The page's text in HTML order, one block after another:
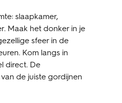
slaapkamer,
Maak het donker in je
sfeer in de
Kom langs in
direct. De
de juiste gordijnen